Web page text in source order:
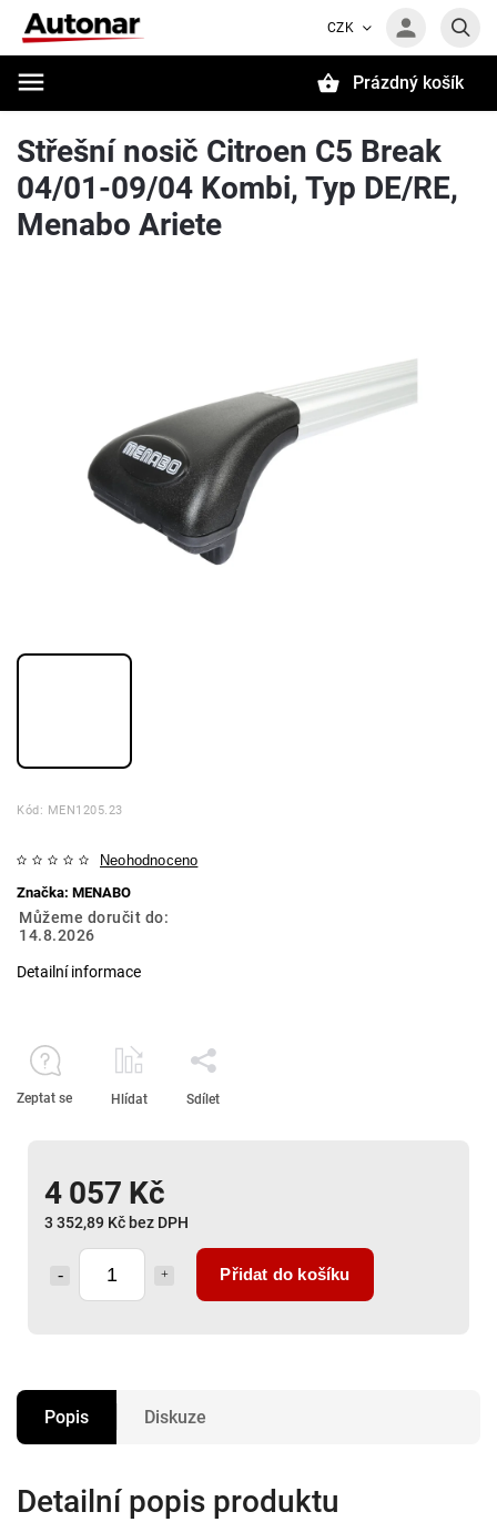
CZK
Prázdný košík
Střešní nosič Citroen C5 Break
04/01-09/04 Kombi, Typ DE/RE,
Menabo Ariete
Kód: MEN1205.23
Neohodnoceno
Značka: MENABO
4 057 Kč
3 352,89 Kč bez DPH
Přidat do košíku
Můžeme doručit do:
14.8.2026
Detailní informace
Zeptat se Hlídat Sdílet
Popis Diskuze
Detailní popis produktu